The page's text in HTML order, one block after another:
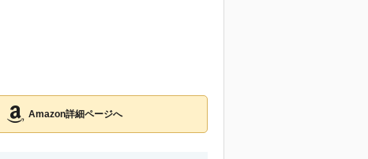
Amazon詳細ページへ